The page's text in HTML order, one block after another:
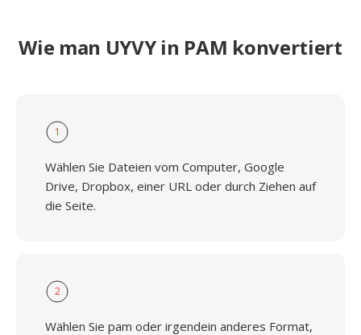
Wie man UYVY in PAM konvertiert
1
Wählen Sie Dateien vom Computer, Google
Drive, Dropbox, einer URL oder durch Ziehen auf
die Seite.
2
Wählen Sie pam oder irgendein anderes Format,